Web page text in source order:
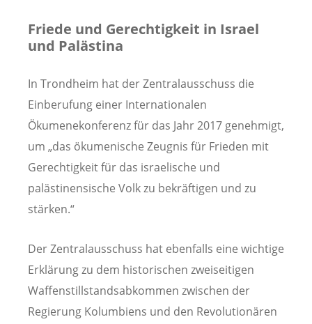
Friede und Gerechtigkeit in Israel
und Palästina
In Trondheim hat der Zentralausschuss die
Einberufung einer Internationalen
Ökumenekonferenz für das Jahr 2017 genehmigt,
um „das ökumenische Zeugnis für Frieden mit
Gerechtigkeit für das israelische und
palästinensische Volk zu bekräftigen und zu
stärken.“
Der Zentralausschuss hat ebenfalls eine wichtige
Erklärung zu dem historischen zweiseitigen
Waffenstillstandsabkommen zwischen der
Regierung Kolumbiens und den Revolutionären